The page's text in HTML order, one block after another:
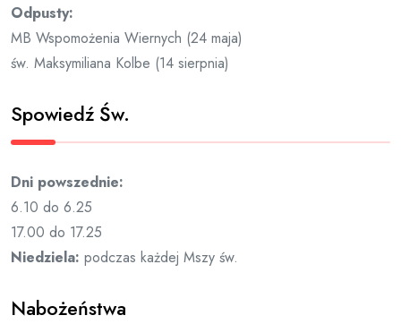
Odpusty:
MB Wspomożenia Wiernych (24 maja)
św. Maksymiliana Kolbe (14 sierpnia)
Spowiedź Św.
Dni powszednie:
6.10 do 6.25
17.00 do 17.25
Niedziela: podczas każdej Mszy św.
Nabożeństwa